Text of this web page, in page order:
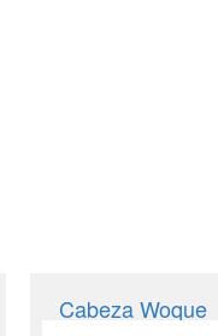
Cabeza Woque